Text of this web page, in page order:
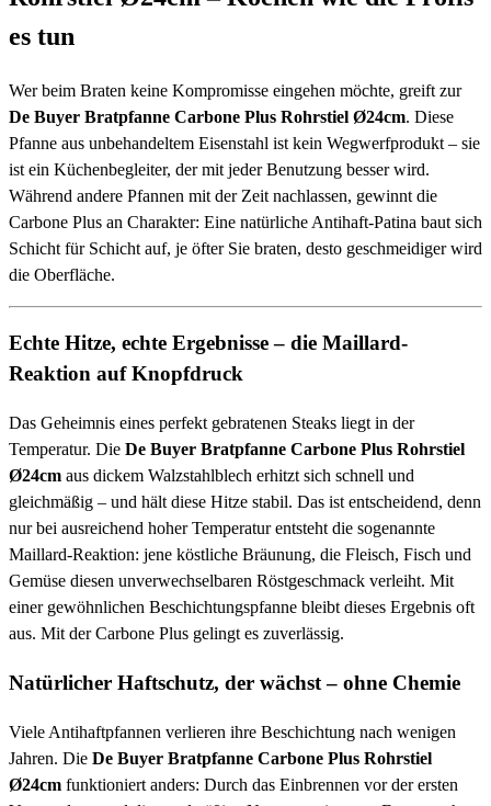
es tun
Wer beim Braten keine Kompromisse eingehen möchte, greift zur
De Buyer Bratpfanne Carbone Plus Rohrstiel Ø24cm. Diese
Pfanne aus unbehandeltem Eisenstahl ist kein Wegwerfprodukt – sie
ist ein Küchenbegleiter, der mit jeder Benutzung besser wird.
Während andere Pfannen mit der Zeit nachlassen, gewinnt die
Carbone Plus an Charakter: Eine natürliche Antihaft-Patina baut sich
Schicht für Schicht auf, je öfter Sie braten, desto geschmeidiger wird
die Oberfläche.
Echte Hitze, echte Ergebnisse – die Maillard-
Reaktion auf Knopfdruck
Das Geheimnis eines perfekt gebratenen Steaks liegt in der
Temperatur. Die De Buyer Bratpfanne Carbone Plus Rohrstiel
Ø24cm aus dickem Walzstahlblech erhitzt sich schnell und
gleichmäßig – und hält diese Hitze stabil. Das ist entscheidend, denn
nur bei ausreichend hoher Temperatur entsteht die sogenannte
Maillard-Reaktion: jene köstliche Bräunung, die Fleisch, Fisch und
Gemüse diesen unverwechselbaren Röstgeschmack verleiht. Mit
einer gewöhnlichen Beschichtungspfanne bleibt dieses Ergebnis oft
aus. Mit der Carbone Plus gelingt es zuverlässig.
Natürlicher Haftschutz, der wächst – ohne Chemie
Viele Antihaftpfannen verlieren ihre Beschichtung nach wenigen
Jahren. Die De Buyer Bratpfanne Carbone Plus Rohrstiel
Ø24cm funktioniert anders: Durch das Einbrennen vor der ersten